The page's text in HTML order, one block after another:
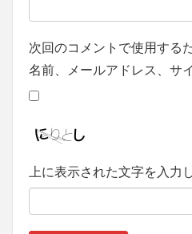
次回のコメントで使用する
名前、メールアドレス、サ
上に表示された文字を入力